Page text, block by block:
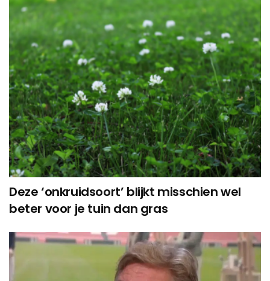
Deze ‘onkruidsoort’ blijkt misschien wel
beter voor je tuin dan gras